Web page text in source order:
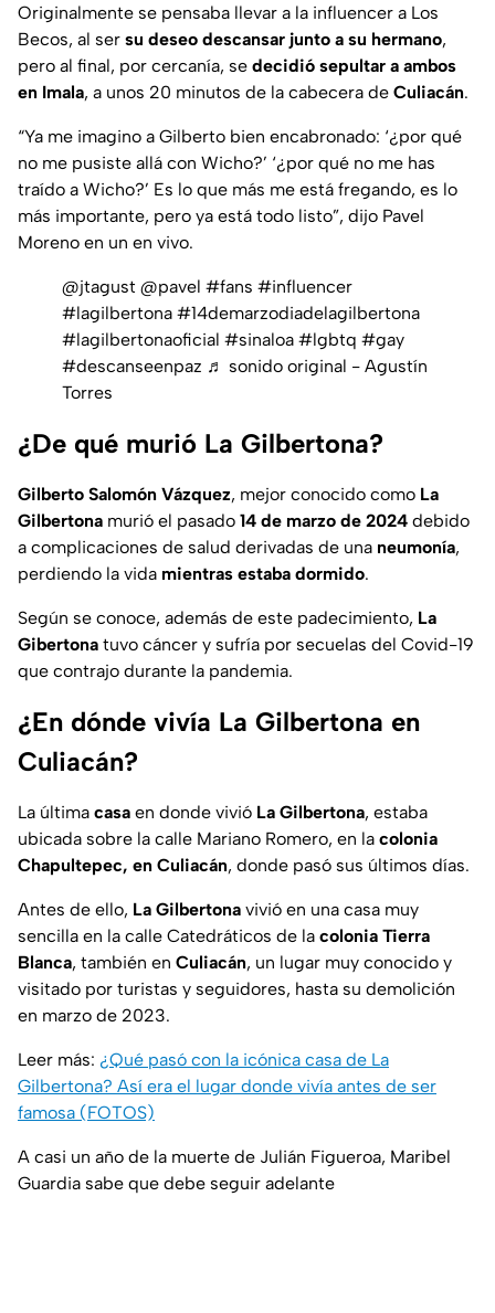
Originalmente se pensaba llevar a la influencer a Los
Becos, al ser su deseo descansar junto a su hermano,
pero al final, por cercanía, se decidió sepultar a ambos
en Imala, a unos 20 minutos de la cabecera de Culiacán.
“Ya me imagino a Gilberto bien encabronado: ‘¿por qué
no me pusiste allá con Wicho?’ ‘¿por qué no me has
traído a Wicho?’ Es lo que más me está fregando, es lo
más importante, pero ya está todo listo”, dijo Pavel
Moreno en un en vivo.
@jtagust @pavel #fans #influencer
#lagilbertona #14demarzodiadelagilbertona
#lagilbertonaoficial #sinaloa #lgbtq #gay
#descanseenpaz ♬ sonido original - Agustín
Torres
¿De qué murió La Gilbertona?
Gilberto Salomón Vázquez, mejor conocido como La
Gilbertona murió el pasado 14 de marzo de 2024 debido
a complicaciones de salud derivadas de una neumonía,
perdiendo la vida mientras estaba dormido.
Según se conoce, además de este padecimiento, La
Gibertona tuvo cáncer y sufría por secuelas del Covid-19
que contrajo durante la pandemia.
¿En dónde vivía La Gilbertona en
Culiacán?
La última casa en donde vivió La Gilbertona, estaba
ubicada sobre la calle Mariano Romero, en la colonia
Chapultepec, en Culiacán, donde pasó sus últimos días.
Antes de ello, La Gilbertona vivió en una casa muy
sencilla en la calle Catedráticos de la colonia Tierra
Blanca, también en Culiacán, un lugar muy conocido y
visitado por turistas y seguidores, hasta su demolición
en marzo de 2023.
Leer más: ¿Qué pasó con la icónica casa de La
Gilbertona? Así era el lugar donde vivía antes de ser
famosa (FOTOS)
A casi un año de la muerte de Julián Figueroa, Maribel
Guardia sabe que debe seguir adelante